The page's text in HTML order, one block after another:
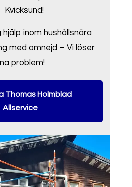
Kvicksund!
hjälp inom hushållsnära
med omnejd – Vi löser
problem!
Thomas Holmblad
Allservice